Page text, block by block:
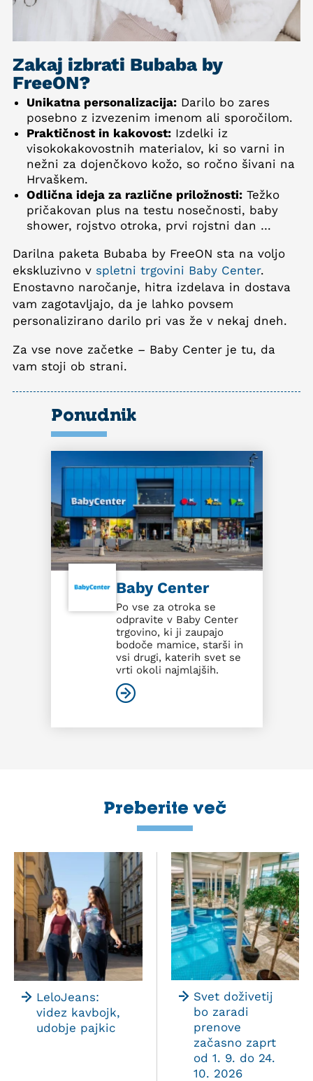
Zakaj izbrati Bubaba by
FreeON?
Unikatna personalizacija: Darilo bo zares
posebno z izvezenim imenom ali sporočilom.
Praktičnost in kakovost: Izdelki iz
visokokakovostnih materialov, ki so varni in
nežni za dojenčkovo kožo, so ročno šivani na
Hrvaškem.
Odlična ideja za različne priložnosti: Težko
pričakovan plus na testu nosečnosti, baby
shower, rojstvo otroka, prvi rojstni dan …
Darilna paketa Bubaba by FreeON sta na voljo
ekskluzivno v spletni trgovini Baby Center.
Enostavno naročanje, hitra izdelava in dostava
vam zagotavljajo, da je lahko povsem
personalizirano darilo pri vas že v nekaj dneh.
Za vse nove začetke – Baby Center je tu, da
vam stoji ob strani.
Ponudnik
Baby Center
Po vse za otroka se
odpravite v Baby Center
trgovino, ki ji zaupajo
bodoče mamice, starši in
vsi drugi, katerih svet se
vrti okoli najmlajših.
Preberite več
LeloJeans:
videz kavbojk,
udobje pajkic
Svet doživetij
bo zaradi
prenove
začasno zaprt
od 1. 9. do 24.
10. 2026